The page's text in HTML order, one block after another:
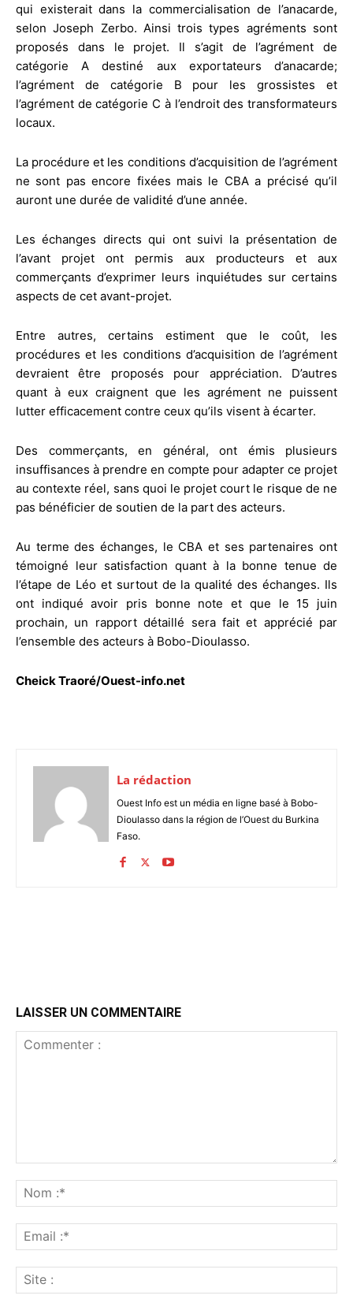
qui existerait dans la commercialisation de l’anacarde,
selon Joseph Zerbo. Ainsi trois types agréments sont
proposés dans le projet. Il s’agit de l’agrément de
catégorie A destiné aux exportateurs d’anacarde;
l’agrément de catégorie B pour les grossistes et
l’agrément de catégorie C à l’endroit des transformateurs
locaux.
La procédure et les conditions d’acquisition de l’agrément
ne sont pas encore fixées mais le CBA a précisé qu’il
auront une durée de validité d’une année.
Les échanges directs qui ont suivi la présentation de
l’avant projet ont permis aux producteurs et aux
commerçants d’exprimer leurs inquiétudes sur certains
aspects de cet avant-projet.
Entre autres, certains estiment que le coût, les
procédures et les conditions d’acquisition de l’agrément
devraient être proposés pour appréciation. D’autres
quant à eux craignent que les agrément ne puissent
lutter efficacement contre ceux qu’ils visent à écarter.
Des commerçants, en général, ont émis plusieurs
insuffisances à prendre en compte pour adapter ce projet
au contexte réel, sans quoi le projet court le risque de ne
pas bénéficier de soutien de la part des acteurs.
Au terme des échanges, le CBA et ses partenaires ont
témoigné leur satisfaction quant à la bonne tenue de
l’étape de Léo et surtout de la qualité des échanges. Ils
ont indiqué avoir pris bonne note et que le 15 juin
prochain, un rapport détaillé sera fait et apprécié par
l’ensemble des acteurs à Bobo-Dioulasso.
Cheick Traoré/Ouest-info.net
La rédaction
Ouest Info est un média en ligne basé à Bobo-
Dioulasso dans la région de l’Ouest du Burkina
Faso.
LAISSER UN COMMENTAIRE
:*
:*
: